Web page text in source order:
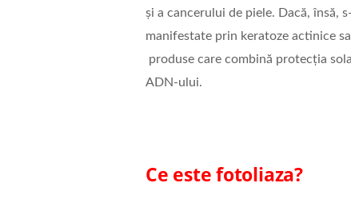
și a cancerului de piele. Dacă, însă,
manifestate prin keratoze actinice
produse care combină protecția
ADN-ului.
Ce este fotoliaza?